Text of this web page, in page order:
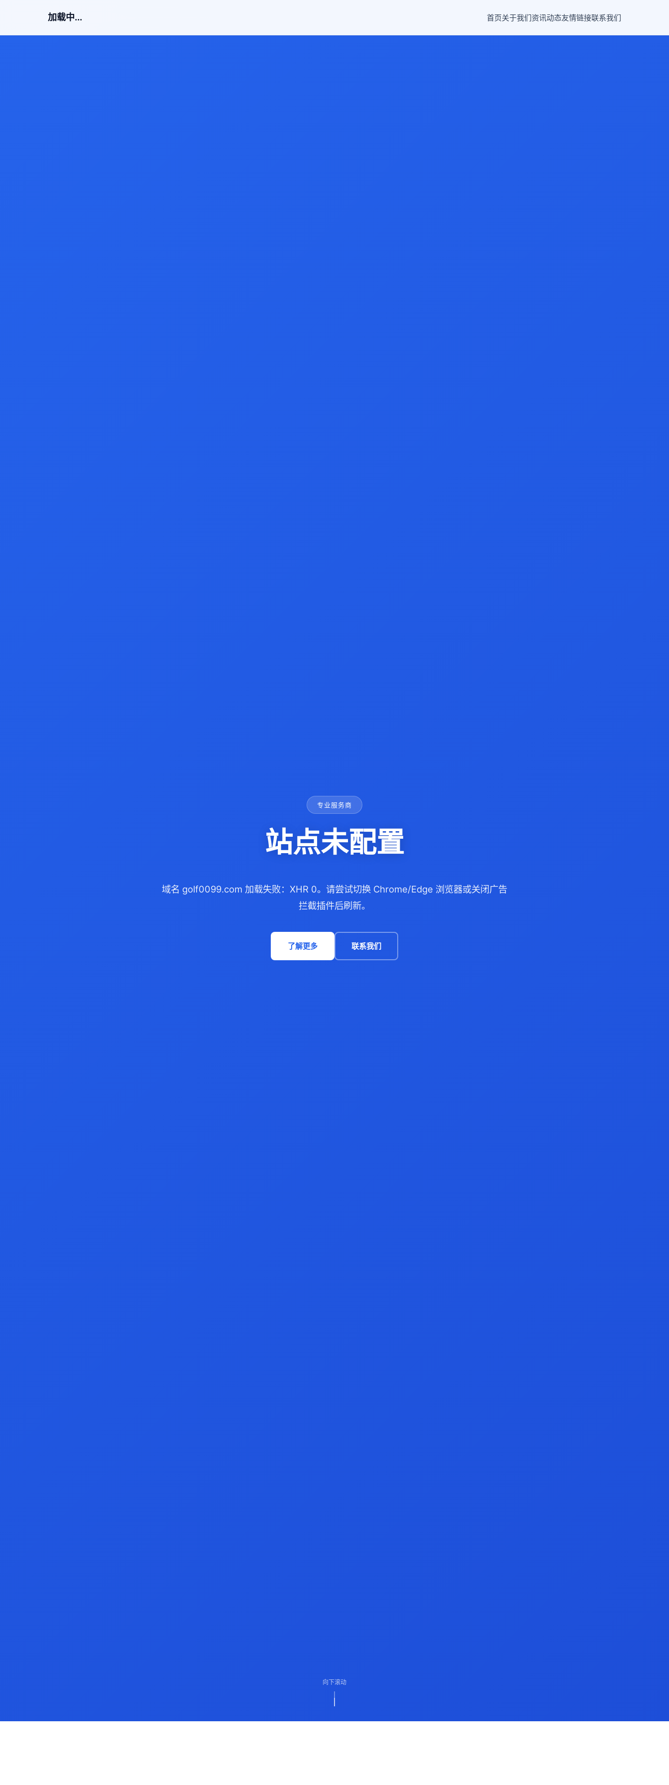
加载中... 首页关于我们资讯动态友情链接联系我们
专业服务商
站点未配置
域名 golf0099.com 加载失败：XHR 0。请尝试切换 Chrome/Edge 浏览器或关闭广告
拦截插件后刷新。
了解更多 联系我们
向下滚动